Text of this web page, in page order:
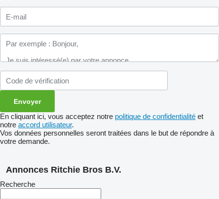
En cliquant ici, vous acceptez notre politique de confidentialité et
notre accord utilisateur.
Vos données personnelles seront traitées dans le but de répondre à
votre demande.
Annonces Ritchie Bros B.V.
Recherche